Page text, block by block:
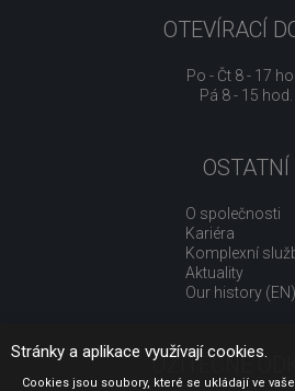
OTEVÍRACÍ
Po - Čt 8 - 17
Pá 8 - 15 hod.
OSTATNÍ
O společnosti
Kariéra
Komplexní
Aktuality
Our history (EN)
UŽITEČNÉ
Stránky a aplikace využívají cookies.
Cookies jsou soubory, které se ukládají ve